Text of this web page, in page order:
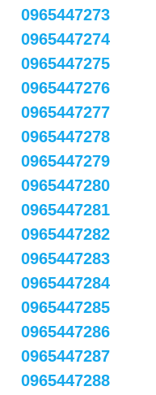
0965447273
0965447274
0965447275
0965447276
0965447277
0965447278
0965447279
0965447280
0965447281
0965447282
0965447283
0965447284
0965447285
0965447286
0965447287
0965447288